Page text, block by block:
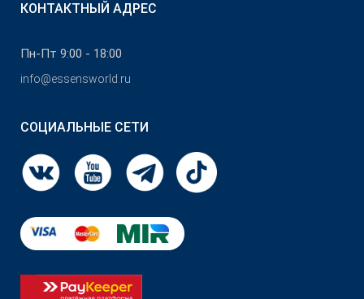
КОНТАКТНЫЙ АДРЕС
Пн-Пт 9:00 - 18:00
info@essensworld.ru
СОЦИАЛЬНЫЕ СЕТИ